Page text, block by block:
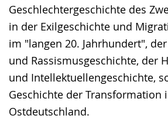
Geschlechtergeschichte des
in der Exilgeschichte und
im "langen 20. Jahrhundert",
und Rassismusgeschichte, der
und Intellektuellengeschichte,
Geschichte der Transformation
Ostdeutschland.